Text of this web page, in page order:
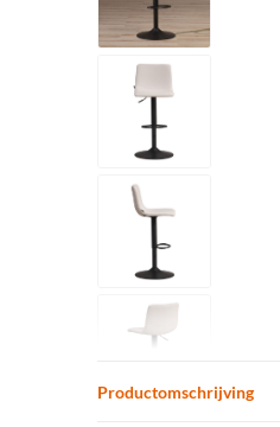
Productomschrijving